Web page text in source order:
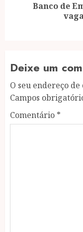
Banco de
Deixe um
O seu endereço
Campos
Comentário *